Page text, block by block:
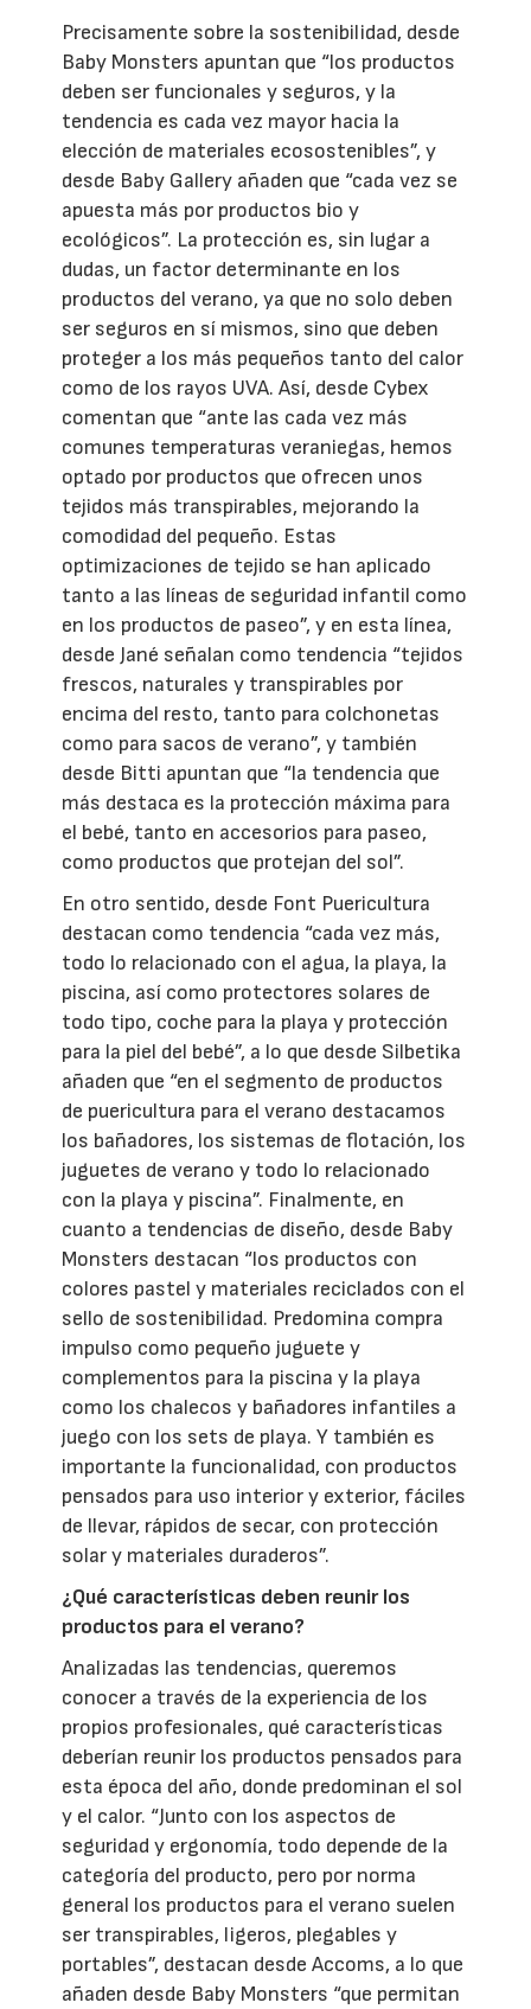
Precisamente sobre la sostenibilidad, desde
Baby Monsters apuntan que “los productos
deben ser funcionales y seguros, y la
tendencia es cada vez mayor hacia la
elección de materiales ecosostenibles”, y
desde Baby Gallery añaden que “cada vez se
apuesta más por productos bio y
ecológicos”. La protección es, sin lugar a
dudas, un factor determinante en los
productos del verano, ya que no solo deben
ser seguros en sí mismos, sino que deben
proteger a los más pequeños tanto del calor
como de los rayos UVA. Así, desde Cybex
comentan que “ante las cada vez más
comunes temperaturas veraniegas, hemos
optado por productos que ofrecen unos
tejidos más transpirables, mejorando la
comodidad del pequeño. Estas
optimizaciones de tejido se han aplicado
tanto a las líneas de seguridad infantil como
en los productos de paseo”, y en esta línea,
desde Jané señalan como tendencia “tejidos
frescos, naturales y transpirables por
encima del resto, tanto para colchonetas
como para sacos de verano”, y también
desde Bitti apuntan que “la tendencia que
más destaca es la protección máxima para
el bebé, tanto en accesorios para paseo,
como productos que protejan del sol”.
En otro sentido, desde Font Puericultura
destacan como tendencia “cada vez más,
todo lo relacionado con el agua, la playa, la
piscina, así como protectores solares de
todo tipo, coche para la playa y protección
para la piel del bebé”, a lo que desde Silbetika
añaden que “en el segmento de productos
de puericultura para el verano destacamos
los bañadores, los sistemas de flotación, los
juguetes de verano y todo lo relacionado
con la playa y piscina”. Finalmente, en
cuanto a tendencias de diseño, desde Baby
Monsters destacan “los productos con
colores pastel y materiales reciclados con el
sello de sostenibilidad. Predomina compra
impulso como pequeño juguete y
complementos para la piscina y la playa
como los chalecos y bañadores infantiles a
juego con los sets de playa. Y también es
importante la funcionalidad, con productos
pensados para uso interior y exterior, fáciles
de llevar, rápidos de secar, con protección
solar y materiales duraderos”.
¿Qué características deben reunir los
productos para el verano?
Analizadas las tendencias, queremos
conocer a través de la experiencia de los
propios profesionales, qué características
deberían reunir los productos pensados para
esta época del año, donde predominan el sol
y el calor. “Junto con los aspectos de
seguridad y ergonomía, todo depende de la
categoría del producto, pero por norma
general los productos para el verano suelen
ser transpirables, ligeros, plegables y
portables”, destacan desde Accoms, a lo que
añaden desde Baby Monsters “que permitan